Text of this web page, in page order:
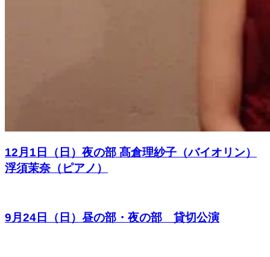
12月1日（日）夜の部 髙倉理紗子（バイオリン）
浮須茉奈（ピアノ）
9月24日（日）昼の部・夜の部 貸切公演